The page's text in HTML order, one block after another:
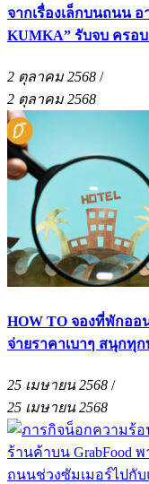
จากเรื่องเล็กบนถนน
KUMKA” รับจบ ครอ
2 ตุลาคม 2568 /
2 ตุลาคม 2568
HOW TO จองที่พักออ
จ่ายราคาเบาๆ สนุกทุ
25 เมษายน 2568 /
25 เมษายน 2568